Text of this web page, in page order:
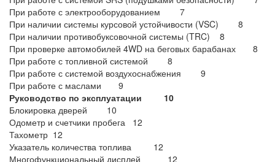
При работе с электрооборудованием 7
При наличии системы курсовой устойчивости (VSC) 8
При наличии противобуксовочной системы (TRC) 8
При проверке автомобилей 4WD на беговых барабанах 8
При работе с топливной системой 8
При работе с системой воздухоснабжения 9
При работе с маслами 9
Руководство по эксплуатации 10
Блокировка дверей 10
Одометр и счетчики пробега 12
Тахометр 12
Указатель количества топлива 12
Многофункциональный дисплей 12